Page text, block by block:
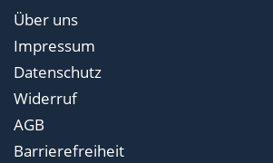
Über uns
Impressum
Datenschutz
Widerruf
AGB
Barrierefreiheit